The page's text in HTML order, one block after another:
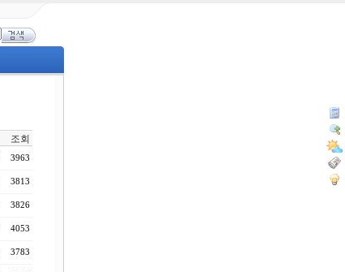
조회
3963
3813
3826
4053
3783